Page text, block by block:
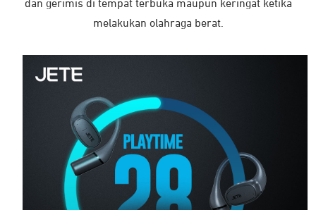
dan gerimis di tempat terbuka maupun keringat ketika
melakukan olahraga berat.